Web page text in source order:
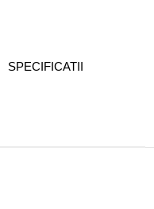
SPECIFICATII